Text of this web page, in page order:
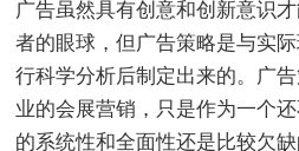
广告虽然具有创意和创新意识
者的眼球，但广告策略是与实
行科学分析后制定出来的。广
业的会展营销，只是作为一个
的系统性和全面性还是比较欠